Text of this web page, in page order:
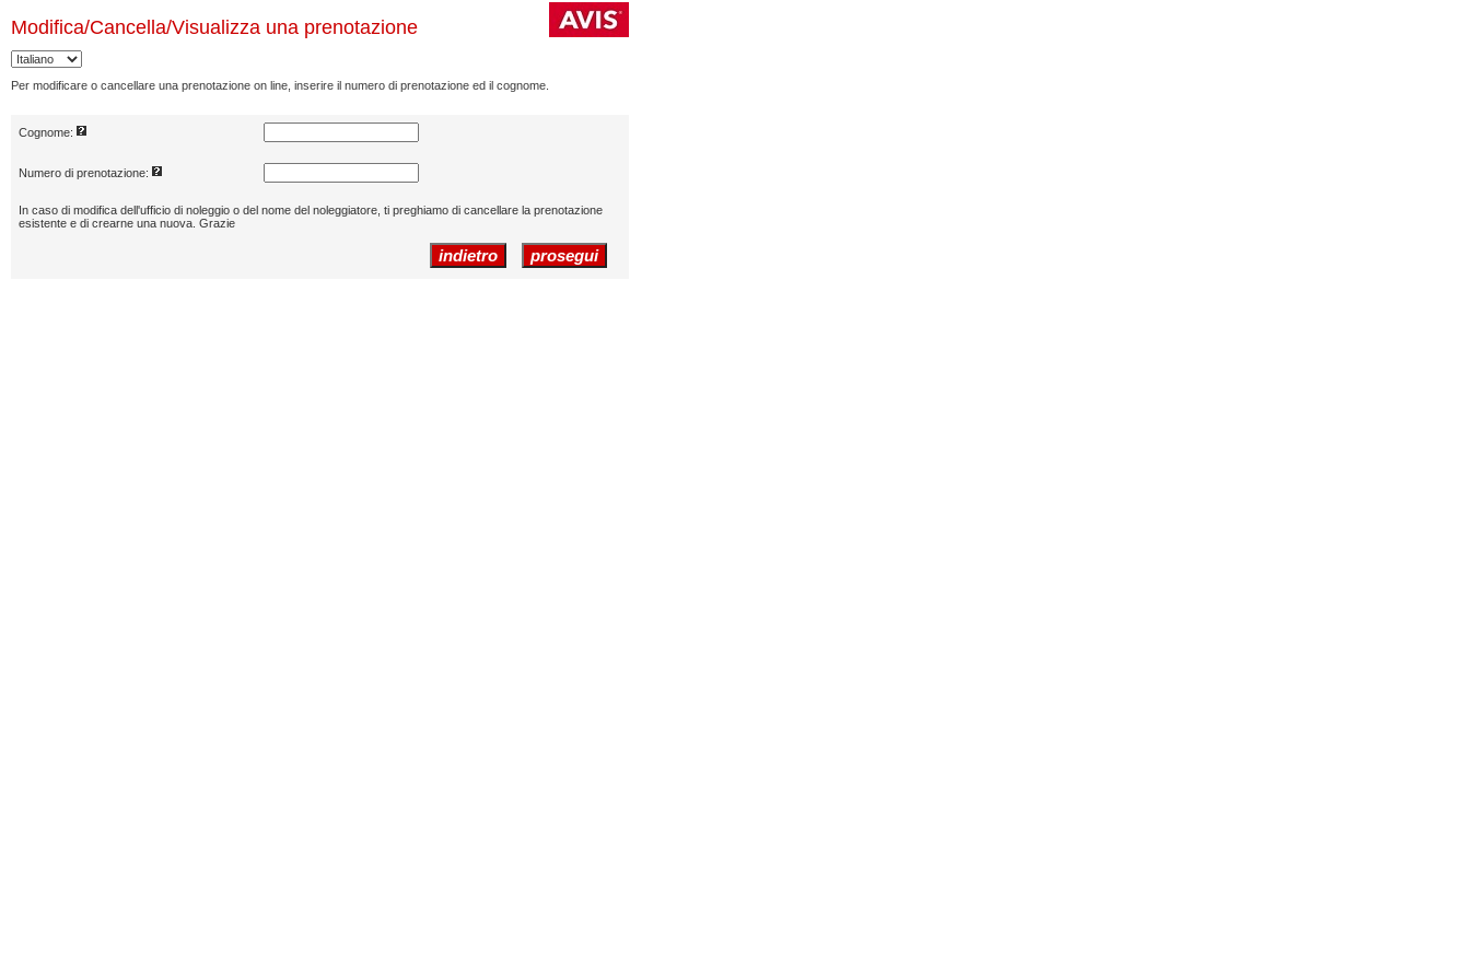
Modifica/Cancella/Visualizza una prenotazione
Per modificare o cancellare una prenotazione on line, inserire il numero di prenotazione ed il cognome.
Cognome:
Numero di prenotazione:
In caso di modifica dell'ufficio di noleggio o del nome del noleggiatore, ti preghiamo di cancellare la prenotazione
esistente e di crearne una nuova. Grazie